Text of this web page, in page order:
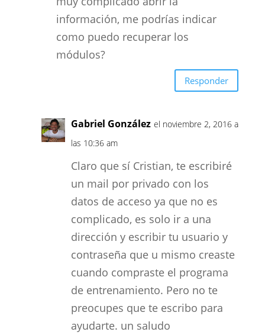
información, me podrías indicar
como puedo recuperar los
módulos?
Responder
Gabriel González el noviembre 2, 2016 a
las 10:36 am
Claro que sí Cristian, te escribiré
un mail por privado con los
datos de acceso ya que no es
complicado, es solo ir a una
dirección y escribir tu usuario y
contraseña que u mismo creaste
cuando compraste el programa
de entrenamiento. Pero no te
preocupes que te escribo para
ayudarte. un saludo